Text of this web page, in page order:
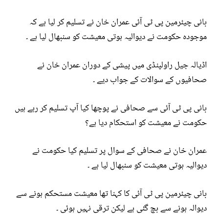
بانی چیئرمین پی ٹی آئی عمران خان نے تسلیم کر لیا ہے کہ
موجودہ حکومت نے دیوالیہ ہوتی معیشت کو سنبھال لیا ہے ۔
اڈیالہ جیل راولپنڈی میں پیشی کے دوران عمران خان نے
صحافیوں کے سوالات کے جواب دیے ۔
بانی پی ٹی آئی سے صحافی نے پوچھا کیا آپ تسلیم کر رہے ہیں
حکومت نے معیشت کو استحکام دیا ہے؟
عمران خان نے صحافی کے سوال پر تسلیم کیا حکومت نے
دیوالیہ ہوتی معیشت کو سنبھال لیا ہے ۔
بانی چیئرمین پی ٹی آئی کا کہنا تھا معیشت مستحکم ہونے سے
دیوالہ ہونے سے بچ گئی ہے لیکن ترقی نہیں ہوئی ۔